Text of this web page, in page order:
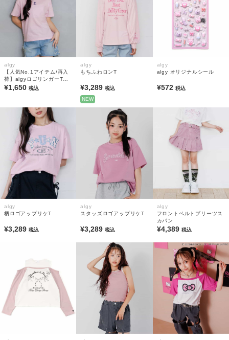
algy
【人気No.1アイテム/再入
荷】algyロゴリンガーTシ
ャツ
¥1,650 税込
algy
もちふわロンT
¥3,289税込
NEW
algy
algy オリジナルシール
¥572 税込
algy
柄ロゴアップリケT
¥3,289 税込
algy
スタッズロゴアップリケT
¥3,289税込
algy
フロントベルトプリーツス
カパン
¥4,389 税込